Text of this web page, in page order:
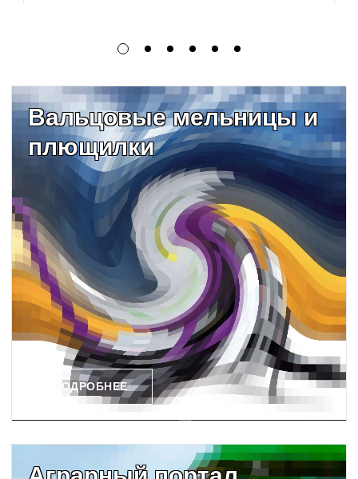
Вальцовые мельницы и
плющилки
ПОДРОБНЕЕ